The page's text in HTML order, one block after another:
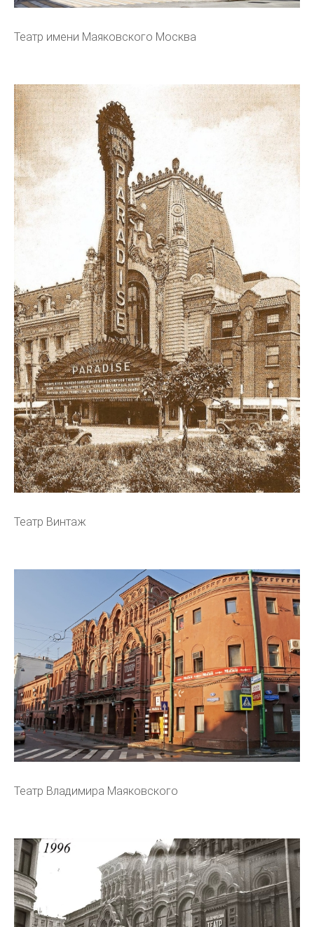
Театр имени Маяковского Москва
Театр Винтаж
Театр Владимира Маяковского